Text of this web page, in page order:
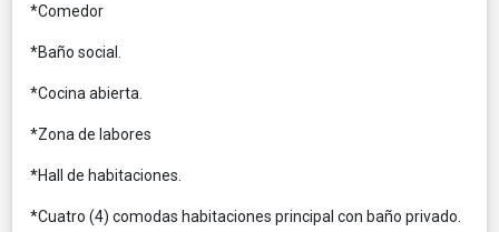
*Comedor
*Baño social.
*Cocina abierta.
*Zona de labores
*Hall de habitaciones.
*Cuatro (4) comodas habitaciones principal con baño privado.